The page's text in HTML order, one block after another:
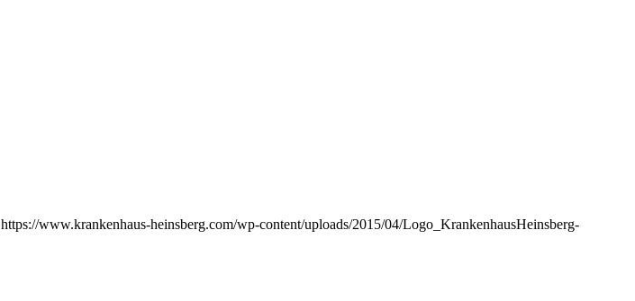
https://www.krankenhaus-heinsberg.com/wp-content/uploads/2015/04/Logo_KrankenhausHeinsberg-